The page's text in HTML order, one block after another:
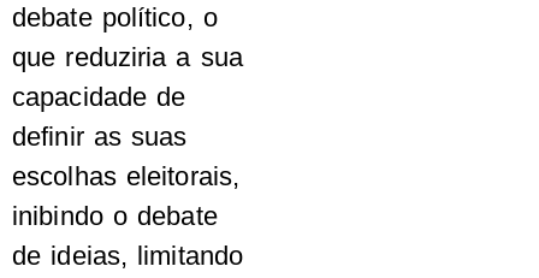
debate político, o
que reduziria a sua
capacidade de
definir as suas
escolhas eleitorais,
inibindo o debate
de ideias, limitando